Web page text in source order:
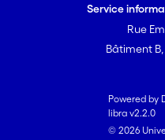
Service
Rue
Bâtiment
Powered by
libra v2.2.0
© 2026